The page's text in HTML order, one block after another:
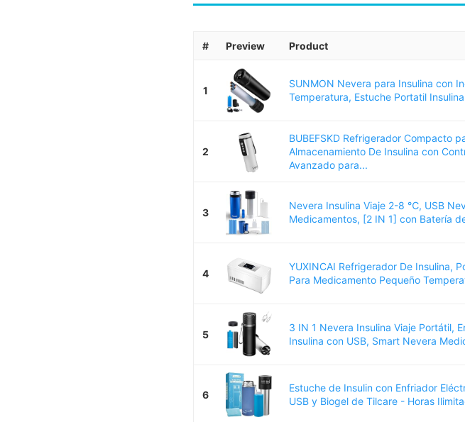
# Preview Product
1
SUNMON Nevera para Insulina con
Temperatura, Estuche Portatil
2
BUBEFSKD Refrigerador Compacto
Almacenamiento De Insulina con
Avanzado para...
3
Nevera Insulina Viaje 2-8 ℃, USB
Medicamentos, [2 IN 1] con Batería
4
YUXINCAI Refrigerador De Insulina,
Para Medicamento Pequeño
5
3 IN 1 Nevera Insulina Viaje Portátil,
Insulina con USB, Smart Nevera
6
Estuche de Insulin con Enfriador
USB y Biogel de Tilcare - Horas